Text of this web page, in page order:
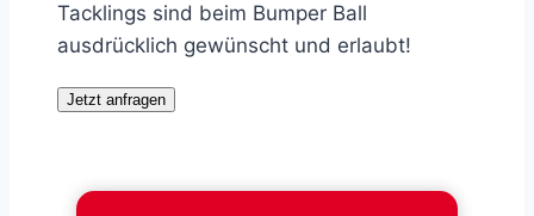
Tacklings sind beim Bumper Ball
ausdrücklich gewünscht und erlaubt!
Jetzt anfragen